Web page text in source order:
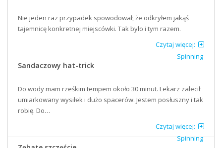
Nie jeden raz przypadek spowodował, że odkryłem jakąś
tajemnicę konkretnej miejscówki. Tak było i tym razem.
Czytaj więcej:
Spinning
Sandaczowy hat-trick
Do wody mam rześkim tempem około 30 minut. Lekarz zalecił
umiarkowany wysiłek i dużo spacerów. Jestem posłuszny i tak
robię. Do…
Czytaj więcej:
Spinning